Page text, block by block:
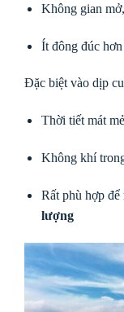
Không gian
Ít đông đúc hơn
Đặc biệt vào dịp
Thời tiết mát mẻ
Không khí
Rất phù hợp để
lượng